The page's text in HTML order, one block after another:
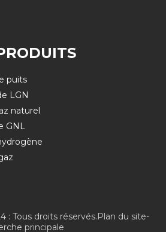
puits
LGN
naturel
GNL
: Tous droits réservés.Plan du site-
principale